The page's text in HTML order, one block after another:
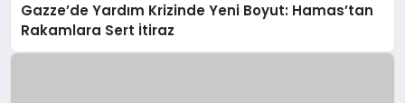
Gazze’de Yardım Krizinde Yeni Boyut: Hamas’tan
Rakamlara Sert İtiraz